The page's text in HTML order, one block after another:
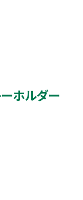
ホルダー